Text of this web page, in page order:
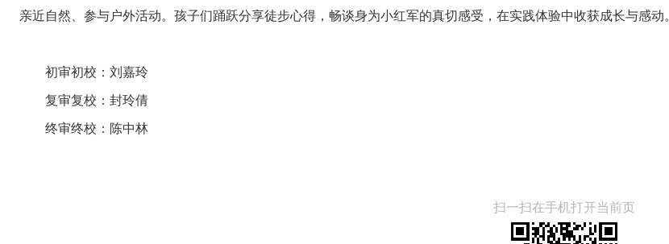
亲近自然、参与户外活动。孩子们踊跃分享徒步心得，畅谈身为小红军的真切感受，在实践体验中收获成长与感动。
初审初校：刘嘉玲
复审复校：封玲倩
终审终校：陈中林
扫一扫在手机打开当前页